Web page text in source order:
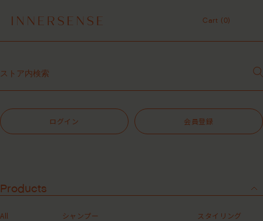
7,700円（税込）以上ご購入で、「ピュアクラリファイングマスク
MASHグループの会員ポイントサービスについてのご案内
【重要】お盆期間中のお問い合わせと商品配送に関しまして
１点以上ご購入で、シャンプーコンディショナーサンプル（２種）プレ
ゼント中！
7,700円（税込）以上ご購入で、「ピュアクラリファイングマスク
59mL」をプレゼント中！
Cart (0)
ログイン 会員登録
Products
All
シャンプー
スタイリング